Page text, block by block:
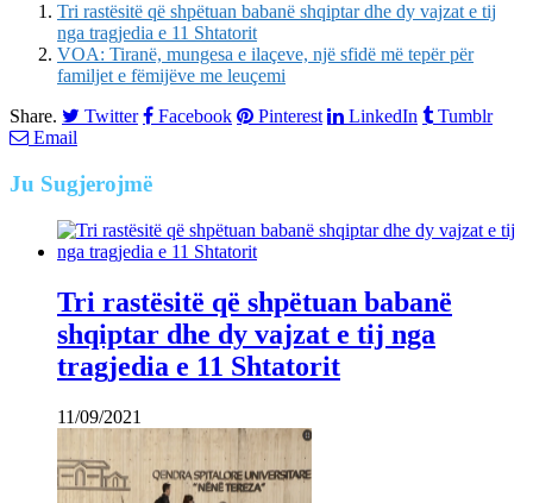
Tri rastësitë që shpëtuan babanë shqiptar dhe dy vajzat e tij
nga tragjedia e 11 Shtatorit
VOA: Tiranë, mungesa e ilaçeve, një sfidë më tepër për
familjet e fëmijëve me leuçemi
Share.
Twitter Facebook Pinterest LinkedIn
Tumblr
Email
Ju Sugjerojmë
Tri rastësitë që shpëtuan babanë
shqiptar dhe dy vajzat e tij nga
tragjedia e 11 Shtatorit
11/09/2021